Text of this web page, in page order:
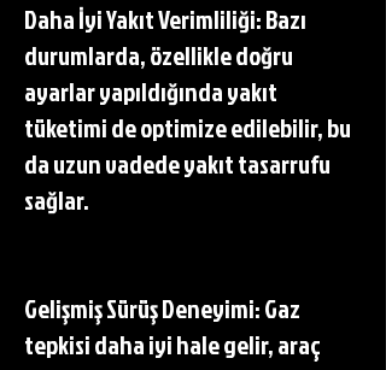
Daha İyi Yakıt Verimliliği: Bazı
durumlarda, özellikle doğru
ayarlar yapıldığında yakıt
tüketimi de optimize edilebilir, bu
da uzun vadede yakıt tasarrufu
sağlar.
Gelişmiş Sürüş Deneyimi: Gaz
tepkisi daha iyi hale gelir, araç